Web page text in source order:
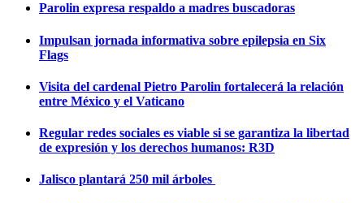
Parolin expresa respaldo a madres buscadoras
Impulsan jornada informativa sobre epilepsia en Six
Flags
Visita del cardenal Pietro Parolin fortalecerá la relación
entre México y el Vaticano
Regular redes sociales es viable si se garantiza la libertad
de expresión y los derechos humanos: R3D
Jalisco plantará 250 mil árboles